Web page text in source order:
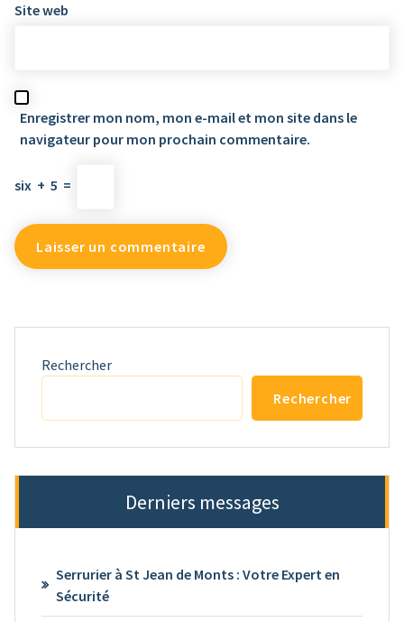
Site web
Enregistrer mon nom, mon e-mail et mon site dans le
navigateur pour mon prochain commentaire.
six + 5 =
Rechercher
Rechercher
Derniers messages
Serrurier à St Jean de Monts : Votre Expert en
Sécurité